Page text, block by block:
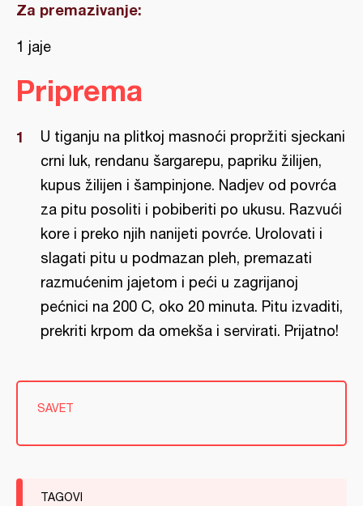
Za premazivanje:
1 jaje
Priprema
U tiganju na plitkoj masnoći propržiti sjeckani
crni luk, rendanu šargarepu, papriku žilijen,
kupus žilijen i šampinjone. Nadjev od povrća
za pitu posoliti i pobiberiti po ukusu. Razvući
kore i preko njih nanijeti povrće. Urolovati i
slagati pitu u podmazan pleh, premazati
razmućenim jajetom i peći u zagrijanoj
pećnici na 200 C, oko 20 minuta. Pitu izvaditi,
prekriti krpom da omekša i servirati. Prijatno!
SAVET
TAGOVI